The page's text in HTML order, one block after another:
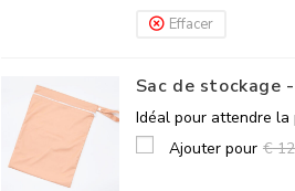
Effacer
Sac de stockage
Idéal pour attendre la
Ajouter pour €